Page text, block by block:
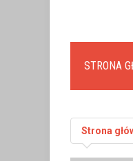
STRONA
Strona